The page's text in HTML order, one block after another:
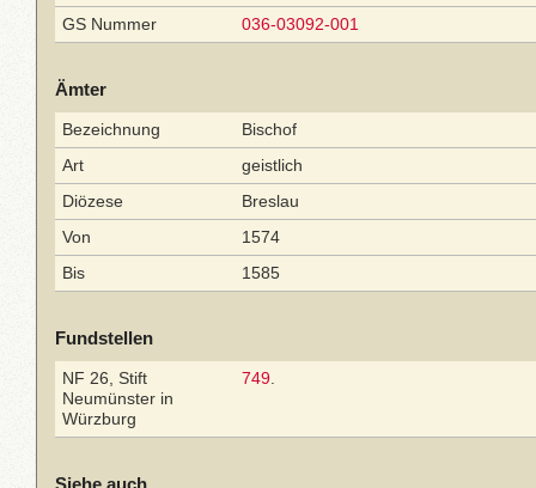
GS Nummer
036-03092-001
Ämter
Bezeichnung
Bischof
Art
geistlich
Diözese
Breslau
Von
1574
Bis
1585
Fundstellen
NF 26, Stift
Neumünster in
Würzburg
749
Siehe auch